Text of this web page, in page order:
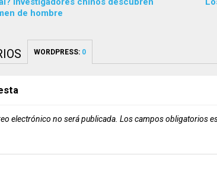
de hombre
WORDPRESS: 0
electrónico no será publicada. Los campos obligatorios